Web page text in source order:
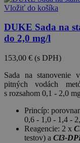
Vložiť do košíka
DUKE Sada na
do 2,0 mg/l
153,00 € (s DPH)
Sada na stanovenie
pitných vodách
s rozsahom 0,1 - 2,0
Princíp:
0,6 - 1,0 - 1,4 -
Reagencie: 2 x
testov) a Cl3-